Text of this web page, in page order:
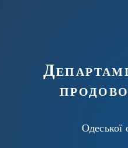
Одеської